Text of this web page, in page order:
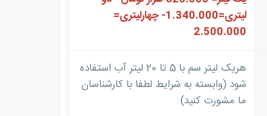
لیتری=1.340.000- چهارلیتری=
2.500.000
هریک لیتر سم با 5 تا 20 لیتر آب استفاده
شود (وابسته به شرایط لطفا با کارشناسان
ما مشورت کنید)